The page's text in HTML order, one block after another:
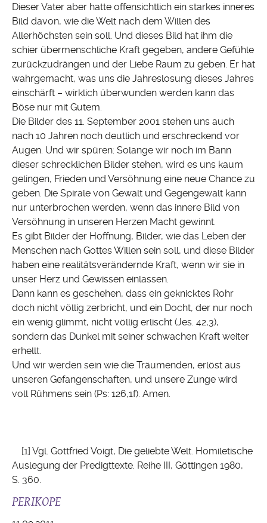
Dieser Vater aber hatte offensichtlich ein starkes inneres
Bild davon, wie die Welt nach dem Willen des
Allerhöchsten sein soll. Und dieses Bild hat ihm die
schier übermenschliche Kraft gegeben, andere Gefühle
zurückzudrängen und der Liebe Raum zu geben. Er hat
wahrgemacht, was uns die Jahreslosung dieses Jahres
einschärft – wirklich überwunden werden kann das
Böse nur mit Gutem.
Die Bilder des 11. September 2001 stehen uns auch
nach 10 Jahren noch deutlich und erschreckend vor
Augen. Und wir spüren: Solange wir noch im Bann
dieser schrecklichen Bilder stehen, wird es uns kaum
gelingen, Frieden und Versöhnung eine neue Chance zu
geben. Die Spirale von Gewalt und Gegengewalt kann
nur unterbrochen werden, wenn das innere Bild von
Versöhnung in unseren Herzen Macht gewinnt.
Es gibt Bilder der Hoffnung, Bilder, wie das Leben der
Menschen nach Gottes Willen sein soll, und diese Bilder
haben eine realitätsverändernde Kraft, wenn wir sie in
unser Herz und Gewissen einlassen.
Dann kann es geschehen, dass ein geknicktes Rohr
doch nicht völlig zerbricht, und ein Docht, der nur noch
ein wenig glimmt, nicht völlig erlischt (Jes. 42,3),
sondern das Dunkel mit seiner schwachen Kraft weiter
erhellt.
Und wir werden sein wie die Träumenden, erlöst aus
unseren Gefangenschaften, und unsere Zunge wird
voll Rühmens sein (Ps: 126,1f). Amen.
[1] Vgl. Gottfried Voigt, Die geliebte Welt. Homiletische
Auslegung der Predigttexte. Reihe III, Göttingen 1980,
S. 360.
PERIKOPE